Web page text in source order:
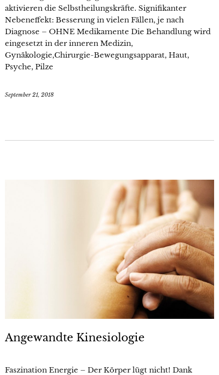
aktivieren die Selbstheilungskräfte. Signifikanter
Nebeneffekt: Besserung in vielen Fällen, je nach
Diagnose – OHNE Medikamente Die Behandlung wird
eingesetzt in der inneren Medizin,
Gynäkologie,Chirurgie-Bewegungsapparat, Haut,
Psyche, Pilze
September 21, 2018
Angewandte Kinesiologie
Faszination Energie – Der Körper lügt nicht! Dank